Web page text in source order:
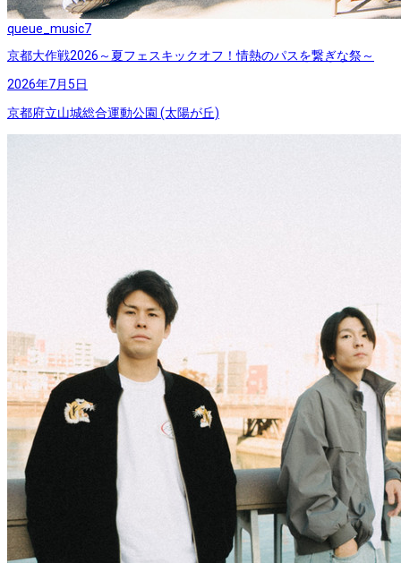
queue_music7
京都大作戦2026～夏フェスキックオフ！情熱のパスを繋ぎな祭～
2026年7月5日
京都府立山城総合運動公園 (太陽が丘)